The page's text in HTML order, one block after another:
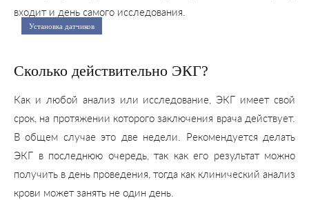
входит и день самого исследования.
Установка датчиков
Сколько действительно ЭКГ?
Как и любой анализ или исследование, ЭКГ имеет свой
срок, на протяжении которого заключения врача действует.
В общем случае это две недели. Рекомендуется делать
ЭКГ в последнюю очередь, так как его результат можно
получить в день проведения, тогда как клинический анализ
крови может занять не один день.